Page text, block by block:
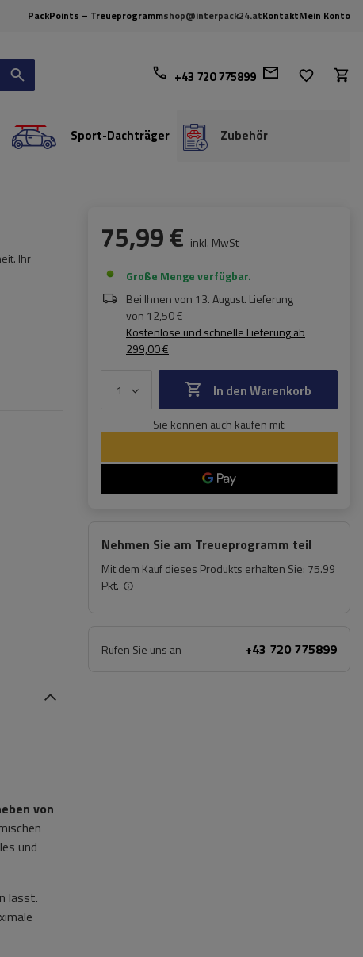
PackPoints – Treueprogrammshop@interpack24.atKontaktMein Konto
+43 720 775899
Sport-Dachträger Zubehör
Ihr
75,99 € inkl. MwSt
Große Menge verfügbar
Bei Ihnen von 13. August. Lieferung
von 12,50 €
Kostenlose und schnelle Lieferungab
299,00 €
In den Warenkorb
Sie können auch kaufen mit:
Nehmen Sie am Treueprogramm teil
Mit dem Kauf dieses Produkts erhalten Sie: 75.99
Pkt.
Rufen Sie uns an +43 720 775899
von
und
lässt.